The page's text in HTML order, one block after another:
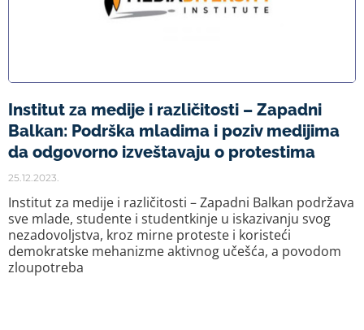
Institut za medije i različitosti – Zapadni
Balkan: Podrška mladima i poziv medijima
da odgovorno izveštavaju o protestima
25.12.2023.
Institut za medije i različitosti – Zapadni Balkan podržava
sve mlade, studente i studentkinje u iskazivanju svog
nezadovoljstva, kroz mirne proteste i koristeći
demokratske mehanizme aktivnog učešća, a povodom
zloupotreba